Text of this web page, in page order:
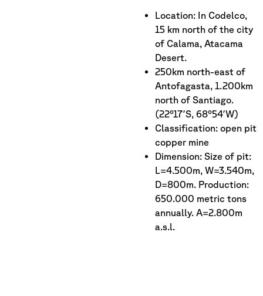
Location: In Codelco,
15 km north of the city
of Calama, Atacama
Desert.
250km north-east of
Antofagasta, 1.200km
north of Santiago.
(22°17′S, 68°54′W)
Classification: open pit
copper mine
Dimension: Size of pit:
L=4.500m, W=3.540m,
D=800m. Production:
650.000 metric tons
annually. A=2.800m
a.s.l.